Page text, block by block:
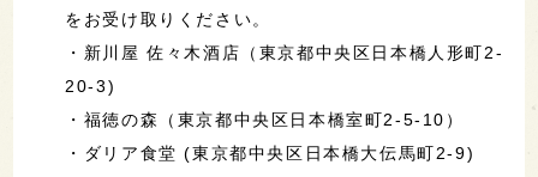
をお受け取りください。
・新川屋 佐々木酒店（東京都中央区日本橋人形町2-
20-3)
・福徳の森（東京都中央区日本橋室町2-5-10）
・ダリア食堂 (東京都中央区日本橋大伝馬町2-9)